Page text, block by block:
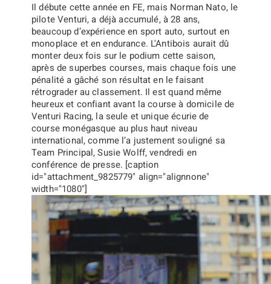
Il débute cette année en FE, mais Norman Nato, le
pilote Venturi, a déjà accumulé, à 28 ans,
beaucoup d’expérience en sport auto, surtout en
monoplace et en endurance. L'Antibois aurait dû
monter deux fois sur le podium cette saison,
après de superbes courses, mais chaque fois une
pénalité a gâché son résultat en le faisant
rétrograder au classement. Il est quand même
heureux et confiant avant la course à domicile de
Venturi Racing, la seule et unique écurie de
course monégasque au plus haut niveau
international, comme l’a justement souligné sa
Team Principal, Susie Wolff, vendredi en
conférence de presse. [caption
id="attachment_9825779" align="alignnone"
width="1080"]